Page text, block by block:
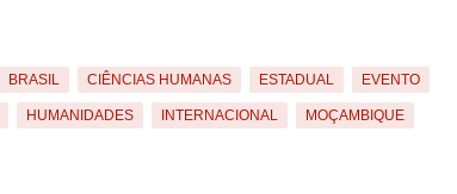
BRASIL CIÊNCIAS HUMANAS ESTADUAL EVENTO
HUMANIDADES INTERNACIONAL MOÇAMBIQUE